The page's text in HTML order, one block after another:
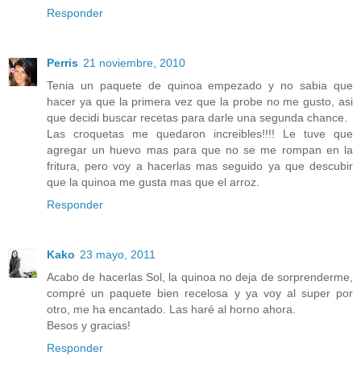
Responder
Perris 21 noviembre, 2010
Tenia un paquete de quinoa empezado y no sabia que
hacer ya que la primera vez que la probe no me gusto, asi
que decidi buscar recetas para darle una segunda chance.
Las croquetas me quedaron increibles!!!! Le tuve que
agregar un huevo mas para que no se me rompan en la
fritura, pero voy a hacerlas mas seguido ya que descubir
que la quinoa me gusta mas que el arroz.
Responder
Kako 23 mayo, 2011
Acabo de hacerlas Sol, la quinoa no deja de sorprenderme,
compré un paquete bien recelosa y ya voy al super por
otro, me ha encantado. Las haré al horno ahora.
Besos y gracias!
Responder